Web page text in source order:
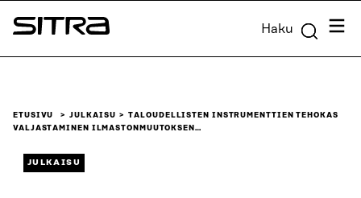
Siirry
suoraan
Sitra Haku
ETUSIVU JULKAISU
TALOUDELLISTEN INSTRUMENTTIEN TEHOKAS
VALJASTAMINEN ILMASTONMUUTOKSEN…
JULKAISU